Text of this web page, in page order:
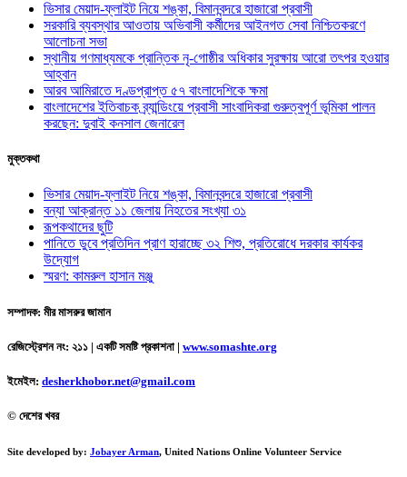
ভিসার মেয়াদ-ফ্লাইট নিয়ে শঙ্কা, বিমানবন্দরে হাজারো প্রবাসী
সরকারি ব্যবস্থার আওতায় অভিবাসী কর্মীদের আইনগত সেবা নিশ্চিতকরণে
আলোচনা সভা
স্থানীয় গণমাধ্যমকে প্রান্তিক নৃ-গোষ্ঠীর অধিকার সুরক্ষায় আরো তৎপর হওয়ার
আহ্বান
আরব আমিরাতে দণ্ডপ্রাপ্ত ৫৭ বাংলাদেশিকে ক্ষমা
বাংলাদেশের ইতিবাচক ব্র্যান্ডিংয়ে প্রবাসী সাংবাদিকরা গুরুত্বপূর্ণ ভূমিকা পালন
করছেন: দুবাই কনসাল জেনারেল
মুক্তকথা
ভিসার মেয়াদ-ফ্লাইট নিয়ে শঙ্কা, বিমানবন্দরে হাজারো প্রবাসী
বন্যা আক্রান্ত ১১ জেলায় নিহতের সংখ্যা ৩১
রূপকথাদের ছুটি
পানিতে ডুবে প্রতিদিন প্রাণ হারাচ্ছে ৩২ শিশু, প্রতিরোধে দরকার কার্যকর
উদ্যোগ
স্মরণ: কামরুল হাসান মঞ্জু
সম্পাদক: মীর মাসরুর জামান
রেজিস্ট্রেশন নং: ২১১ | একটি সমষ্টি প্রকাশনা | www.somashte.org
ইমেইল: desherkhobor.net@gmail.com
© দেশের খবর
Site developed by: Jobayer Arman, United Nations Online Volunteer Service